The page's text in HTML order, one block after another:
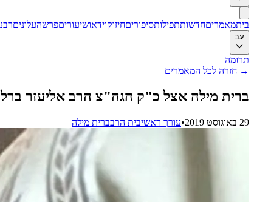
ביתמאמריםחדשותתפילותסיפוריםחיזוקוידאושיעוריםפרשהעלונים
עב
תרומה
→ חזרה לכל המאמרים
ברית מילה אצל כ"ק הגה"צ הרב אליעזר
29 באוגוסט 2019 •עורך ראשיבית הרבברית מילה